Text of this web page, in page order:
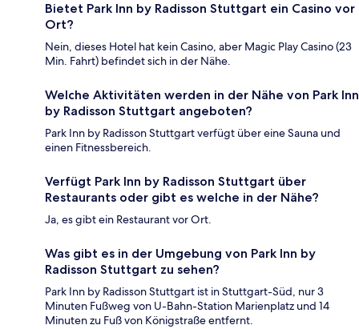
Bietet Park Inn by Radisson Stuttgart ein Casino vor
Ort?
Nein, dieses Hotel hat kein Casino, aber Magic Play Casino (23
Min. Fahrt) befindet sich in der Nähe.
Welche Aktivitäten werden in der Nähe von Park Inn
by Radisson Stuttgart angeboten?
Park Inn by Radisson Stuttgart verfügt über eine Sauna und
einen Fitnessbereich.
Verfügt Park Inn by Radisson Stuttgart über
Restaurants oder gibt es welche in der Nähe?
Ja, es gibt ein Restaurant vor Ort.
Was gibt es in der Umgebung von Park Inn by
Radisson Stuttgart zu sehen?
Park Inn by Radisson Stuttgart ist in Stuttgart-Süd, nur 3
Minuten Fußweg von U-Bahn-Station Marienplatz und 14
Minuten zu Fuß von Königstraße entfernt.